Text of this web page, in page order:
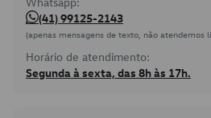
(41) 99125-2143
(apenas mensagens de texto, não atendemos
Horário de atendimento:
Segunda à sexta, das 8h às 17h.